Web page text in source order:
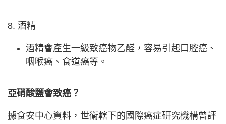
8. 酒精
酒精會產生一級致癌物乙醛，容易引起口腔癌、
咽喉癌、食道癌等。
亞硝酸鹽會致癌？
據食安中心資料，世衞轄下的國際癌症研究機構曾評